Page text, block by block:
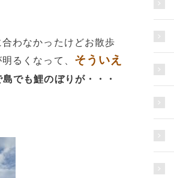
わなかったけどお散歩
るくなって、 そういえ
島でも鯉のぼりが・・・